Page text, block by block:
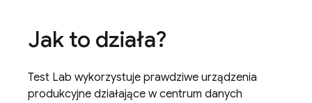
Jak to działa?
Test Lab wykorzystuje prawdziwe urządzenia
produkcyjne działające w centrum danych